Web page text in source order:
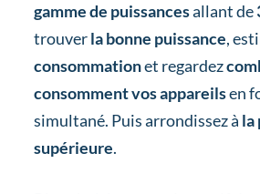
gamme de puissancesallant de
trouverla bonne puissance,
consommationet regardez
consomment vos appareilsen
simultané. Puis arrondissez à la
supérieure.